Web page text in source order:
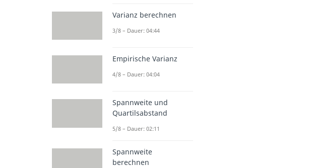
Varianz berechnen
3/8 – Dauer: 04:44
Empirische Varianz
4/8 – Dauer: 04:04
Spannweite und
Quartilsabstand
5/8 – Dauer: 02:11
Spannweite
berechnen